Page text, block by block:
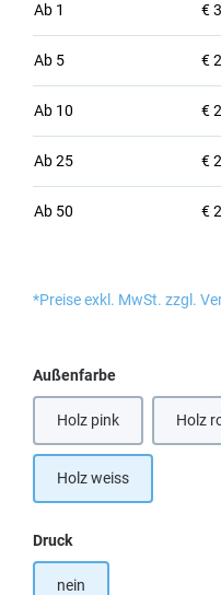
Ab 1 €
Ab 5 €
Ab 10 €
Ab25 €
Ab 50 €
*Preise exkl. MwSt. zzgl.
Außenfarbeauswählen
Holz pink Holz
Holz weiss
Druckauswählen
nein